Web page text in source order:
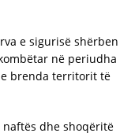
e sigurisë shërben
në periudha
brenda territorit të
naftës dhe shoqëritë